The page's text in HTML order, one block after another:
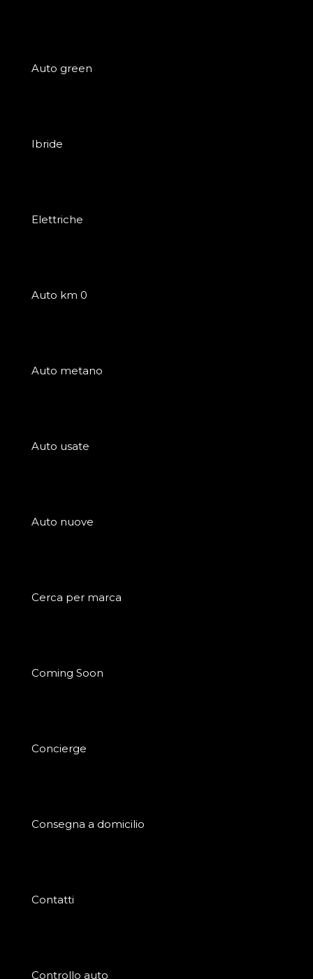
Auto green
Ibride
Elettriche
Auto km 0
Auto metano
Auto usate
Auto nuove
Cerca per marca
Coming Soon
Concierge
Consegna a domicilio
Contatti
Controllo auto